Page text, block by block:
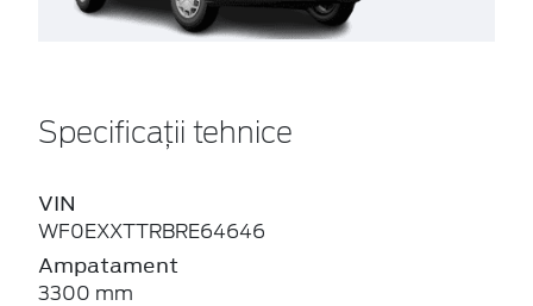
Specificații tehnice
VIN
WF0EXXTTRBRE64646
Ampatament
3300 mm